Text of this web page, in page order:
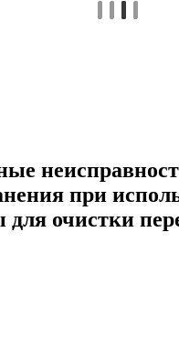
при
для очистки